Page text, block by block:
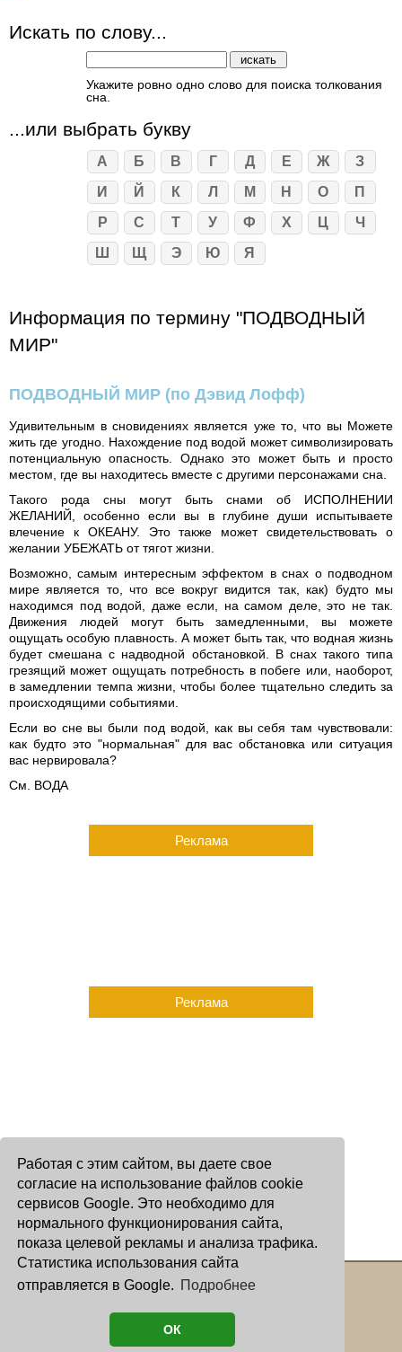
Работая с этим сайтом, вы даете свое
согласие на использование файлов cookie
сервисов Google. Это необходимо для
нормального функционирования сайта,
показа целевой рекламы и анализа трафика.
Статистика использования сайта
отправляется в Google. Подробнее
ОК
Искать по слову...
Укажите ровно одно слово для поиска толкования
сна.
...или выбрать букву
А Б В Г Д Е Ж
З
И
Й К Л М Н О
П
Р
С Т У Ф Х Ц
Ч
Ш
Щ Э Ю Я
Информация по термину "ПОДВОДНЫЙ
МИР"
ПОДВОДНЫЙ МИР (по Дэвид Лофф)
Удивительным в сновидениях является уже то, что вы Можете
жить где угодно. Нахождение под водой может символизировать
потенциальную опасность. Однако это может быть и просто
местом, где вы находитесь вместе с другими персонажами сна.
Такого рода сны могут быть снами об ИСПОЛНЕНИИ
ЖЕЛАНИЙ, особенно если вы в глубине души испытываете
влечение к ОКЕАНУ. Это также может свидетельствовать о
желании УБЕЖАТЬ от тягот жизни.
Возможно, самым интересным эффектом в снах о подводном
мире является то, что все вокруг видится так, как) будто мы
находимся под водой, даже если, на самом деле, это не так.
Движения людей могут быть замедленными, вы можете
ощущать особую плавность. А может быть так, что водная жизнь
будет смешана с надводной обстановкой. В снах такого типа
грезящий может ощущать потребность в побеге или, наоборот,
в замедлении темпа жизни, чтобы более тщательно следить за
происходящими событиями.
Если во сне вы были под водой, как вы себя там чувствовали:
как будто это "нормальная" для вас обстановка или ситуация
вас нервировала?
См. ВОДА
Реклама
Реклама
Copyright © 2000 - 2026 Oculus
астролог И. Звягина